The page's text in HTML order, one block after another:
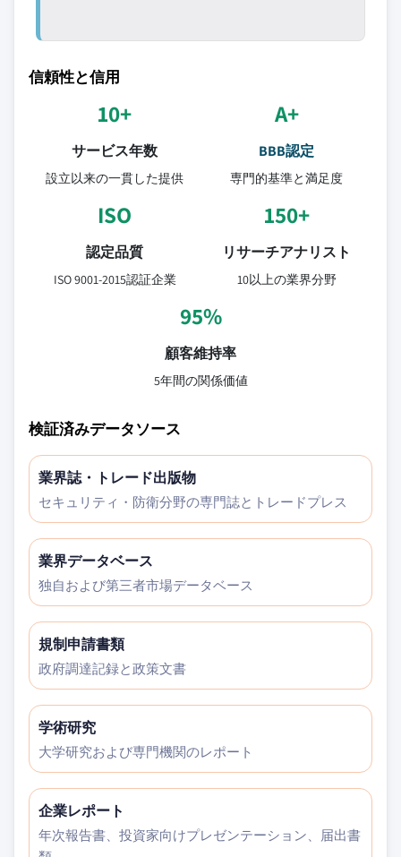
信頼性と信用
10+
サービス年数
設立以来の一貫した提供
A+
BBB認定
専門的基準と満足度
ISO
認定品質
ISO 9001-2015認証企業
150+
リサーチアナリスト
10以上の業界分野
95%
顧客維持率
5年間の関係価値
検証済みデータソース
業界誌・トレード出版物
セキュリティ・防衛分野の専門誌とトレードプレス
業界データベース
独自および第三者市場データベース
規制申請書類
政府調達記録と政策文書
学術研究
大学研究および専門機関のレポート
企業レポート
年次報告書、投資家向けプレゼンテーション、届出書